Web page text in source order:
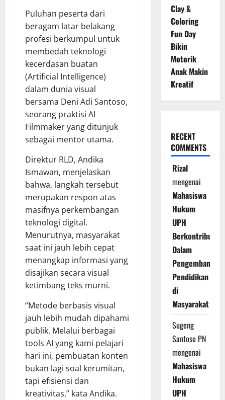
Puluhan peserta dari
beragam latar belakang
profesi berkumpul untuk
membedah teknologi
kecerdasan buatan
(Artificial Intelligence)
dalam dunia visual
bersama Deni Adi Santoso,
seorang praktisi AI
Filmmaker yang ditunjuk
sebagai mentor utama.
Direktur RLD, Andika
Ismawan, menjelaskan
bahwa, langkah tersebut
merupakan respon atas
masifnya perkembangan
teknologi digital.
Menurutnya, masyarakat
saat ini jauh lebih cepat
menangkap informasi yang
disajikan secara visual
ketimbang teks murni.
“Metode berbasis visual
jauh lebih mudah dipahami
publik. Melalui berbagai
tools AI yang kami pelajari
hari ini, pembuatan konten
bukan lagi soal kerumitan,
tapi efisiensi dan
kreativitas,” kata Andika.
Clay &
Coloring
Fun Day
Bikin
Motorik
Anak Makin
Kreatif
RECENT
COMMENTS
Rizal
mengenai
Mahasiswa
Hukum
UPH
Berkontribusi
Dalam
Pengembangan
Pendidikan
di
Masyarakat
Sugeng
Santoso PN
mengenai
Mahasiswa
Hukum
UPH